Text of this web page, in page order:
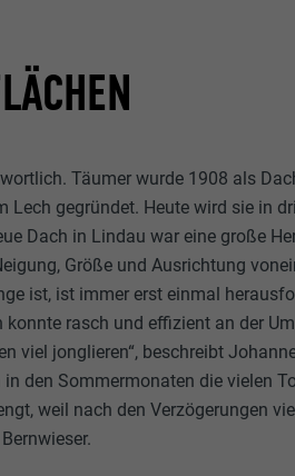
Täumer wurde 1908 als
Lech gegründet. Heute wird sie in
Dach in Lindau war eine große
Größe und Ausrichtung
ist, ist immer erst einmal
rasch und effizient an der
viel jonglieren“, beschreibt
den Sommermonaten die vielen
weil nach den Verzögerungen